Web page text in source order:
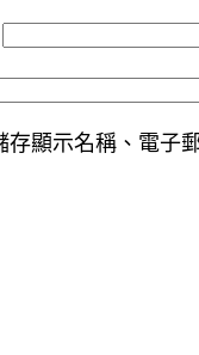
存顯示名稱、電子